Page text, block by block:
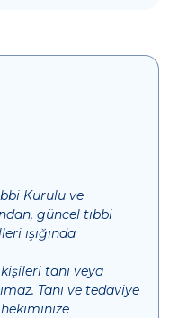
Kurulu ve
güncel tıbbi
ışığında
tanı veya
Tanı ve tedaviye